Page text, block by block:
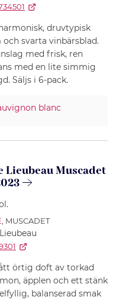
druvtypisk
svarta vinbärsblad.
med frisk, ren
med en lite simmig
Säljs i 6-pack.
blanc
Lieubeau Muscadet
, MUSCADET
örtig doft av torkad
äpplen och ett stänk
balanserad smak